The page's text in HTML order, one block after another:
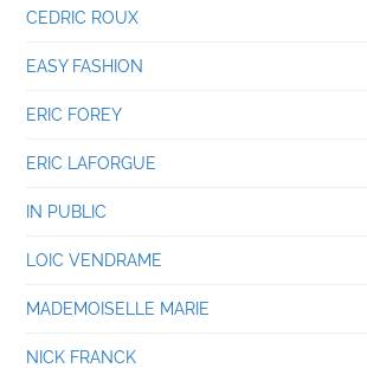
CEDRIC ROUX
EASY FASHION
ERIC FOREY
ERIC LAFORGUE
IN PUBLIC
LOIC VENDRAME
MADEMOISELLE MARIE
NICK FRANCK